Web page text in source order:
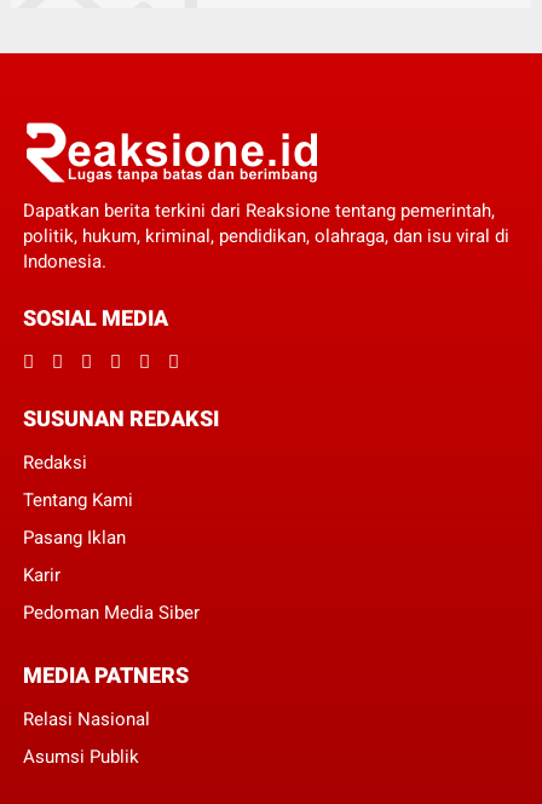
Dapatkan berita terkini dari Reaksione tentang pemerintah,
politik, hukum, kriminal, pendidikan, olahraga, dan isu viral di
Indonesia.
SOSIAL MEDIA
SUSUNAN REDAKSI
Redaksi
Tentang Kami
Pasang Iklan
Karir
Pedoman Media Siber
MEDIA PATNERS
Relasi Nasional
Asumsi Publik